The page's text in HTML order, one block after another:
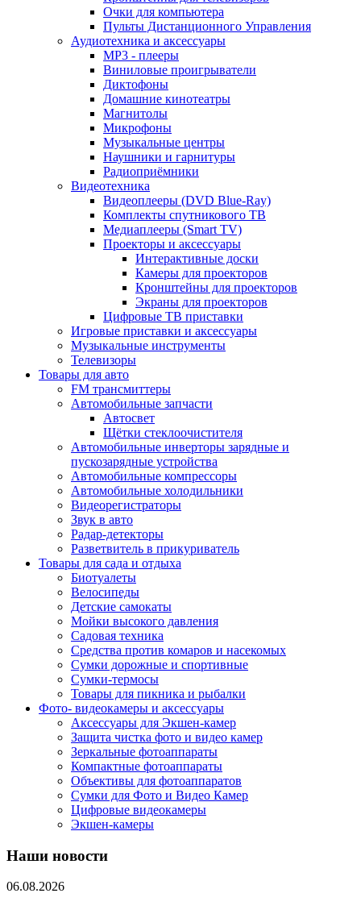
Очки для компьютера
Пульты Дистанционного Управления
Аудиотехника и аксессуары
MP3 - плееры
Виниловые проигрыватели
Диктофоны
Домашние кинотеатры
Магнитолы
Микрофоны
Музыкальные центры
Наушники и гарнитуры
Радиоприёмники
Видеотехника
Видеоплееры (DVD Blue-Ray)
Комплекты спутникового ТВ
Медиаплееры (Smart TV)
Проекторы и аксессуары
Интерактивные доски
Камеры для проекторов
Кронштейны для проекторов
Экраны для проекторов
Цифровые ТВ приставки
Игровые приставки и аксессуары
Музыкальные инструменты
Телевизоры
Товары для авто
FM трансмиттеры
Автомобильные запчасти
Автосвет
Щётки стеклоочистителя
Автомобильные инверторы зарядные и
пускозарядные устройства
Автомобильные компрессоры
Автомобильные холодильники
Видеорегистраторы
Звук в авто
Радар-детекторы
Разветвитель в прикуриватель
Товары для сада и отдыха
Биотуалеты
Велосипеды
Детские самокаты
Мойки высокого давления
Садовая техника
Средства против комаров и насекомых
Сумки дорожные и спортивные
Сумки-термосы
Товары для пикника и рыбалки
Фото- видеокамеры и аксессуары
Аксессуары для Экшен-камер
Защита чистка фото и видео камер
Зеркальные фотоаппараты
Компактные фотоаппараты
Объективы для фотоаппаратов
Сумки для Фото и Видео Камер
Цифровые видеокамеры
Экшен-камеры
Наши новости
06.08.2026